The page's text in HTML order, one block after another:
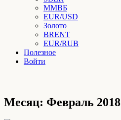
ММВБ
EUR/USD
Золото
BRENT
EUR/RUB
Полезное
Войти
Месяц: Февраль 2018